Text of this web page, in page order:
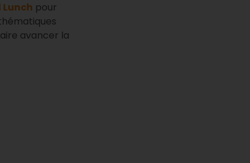
pour
avancer la